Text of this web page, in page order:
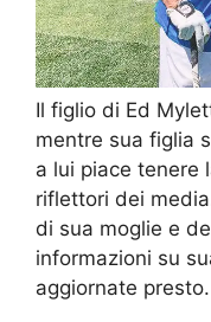
Il figlio di Ed
mentre sua figlia
a lui piace tenere
riflettori dei
di sua moglie e
informazioni su
aggiornate presto.